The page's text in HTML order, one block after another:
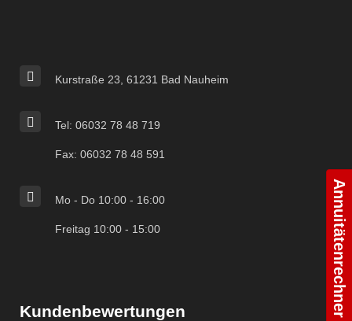
Kurstraße 23, 61231 Bad Nauheim
Tel: 06032 78 48 719
Fax: 06032 78 48 591
Mo - Do 10:00 - 16:00
Freitag 10:00 - 15:00
Kundenbewertungen Annuitätenrechner